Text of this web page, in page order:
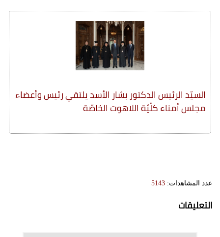
السيّد الرئيس الدكتور بشار الأسد يلتقي رئيس وأعضاء
مجلس أمناء كلّيّة اللاهوت الخاصّة
عدد المشاهدات: 5143
التعليقات